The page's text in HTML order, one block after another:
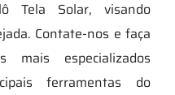
Tela Solar, visando
Contate-nos e faça
mais especializados
ferramentas do